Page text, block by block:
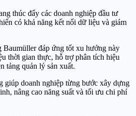
thúc đẩy các doanh nghiệp đầu tư
có khả năng kết nối dữ liệu và giám
Baumüller đáp ứng tốt xu hướng này
thời gian thực, hỗ trợ phân tích hiệu
tảng quản lý sản xuất.
giúp doanh nghiệp từng bước xây dựng
nâng cao năng suất và tối ưu chi phí